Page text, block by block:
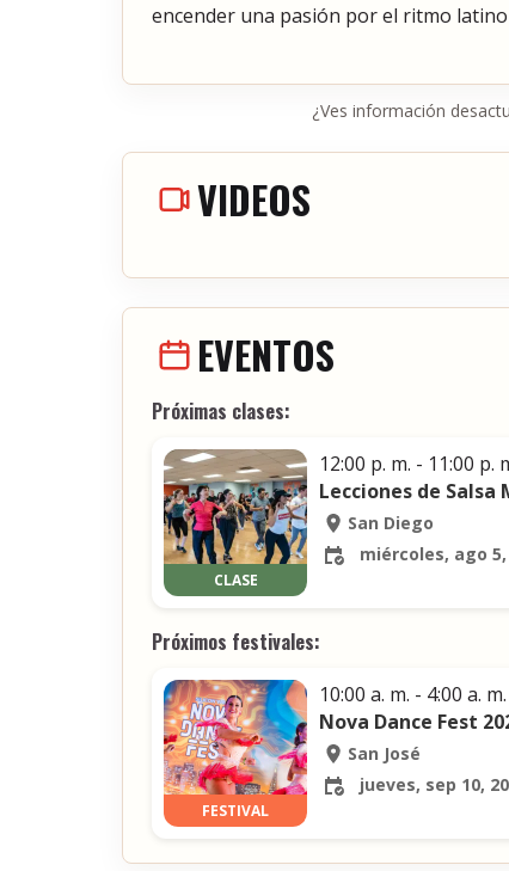
encender una pasión por el ritmo
¿Ves información
VIDEOS
EVENTOS
Próximas clases:
CLASE
12:00 p. m. - 11:00 p.
Lecciones de
San Diego
miércoles, ago 5,
Próximos festivales:
FESTIVAL
10:00 a. m. - 4:00 a. m.
Nova Dance Fest
San José
jueves, sep 10,